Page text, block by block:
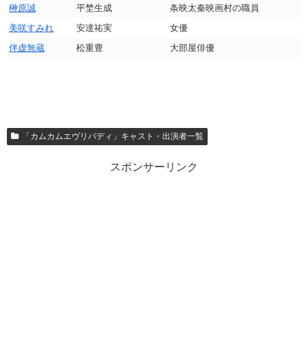
榊原誠
平埜生成
条映太秦映画村の職員
美咲すみれ
安達祐実
女優
伴虚無蔵
松重豊 大部屋俳優
「カムカムエヴリバディ」キャスト・出演者一覧
スポンサーリンク